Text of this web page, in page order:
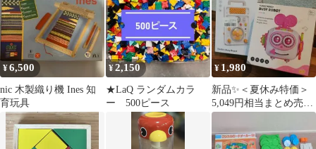
¥6,500
nic 木製織り機 Ines 知
育玩具
¥2,150
★LaQ ランダムカラ
ー 500ピース
¥ 1,980
新品✨＜夏休み特価＞
5,049円相当まとめ売り
✨知育玩具SET豪華２